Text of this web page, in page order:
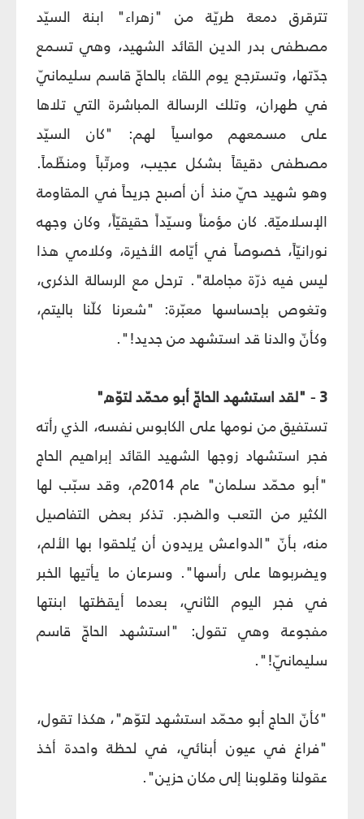
تترقرق دمعة طريّة من "زهراء" ابنة السيّد
مصطفى بدر الدين القائد الشهيد، وهي تسمع
جدّتها، وتسترجع يوم اللقاء بالحاجّ قاسم سليمانيّ
في طهران، وتلك الرسالة المباشرة التي تلاها
على مسمعهم مواسياً لهم: "كان السيّد
مصطفى دقيقاً بشكل عجيب، ومرتّباً ومنظّماً.
وهو شهيد حيّ منذ أن أصبح جريحاً في المقاومة
الإسلاميّة. كان مؤمناً وسيّداً حقيقيّاً، وكان وجهه
نورانيّاً، خصوصاً في أيّامه الأخيرة، وكلامي هذا
ليس فيه ذرّة مجاملة". ترحل مع الرسالة الذكرى،
وتغوص بإحساسها معبّرة: "شعرنا كلّنا باليتم،
وكأنّ والدنا قد استشهد من جديد!".
3 - "لقد استشهد الحاجّ أبو محمّد لتوّه"
تستفيق من نومها على الكابوس نفسه، الذي رأته
فجر استشهاد زوجها الشهيد القائد إبراهيم الحاج
"أبو محمّد سلمان" عام 2014م، وقد سبّب لها
الكثير من التعب والضجر. تذكر بعض التفاصيل
منه، بأنّ "الدواعش يريدون أن يُلحقوا بها الألم،
ويضربوها على رأسها". وسرعان ما يأتيها الخبر
في فجر اليوم الثاني، بعدما أيقظتها ابنتها
مفجوعة وهي تقول: "استشهد الحاجّ قاسم
سليمانيّ!".
"كأنّ الحاج أبو محمّد استشهد لتوّه"، هكذا تقول،
"فراغ في عيون أبنائي، في لحظة واحدة أخذ
عقولنا وقلوبنا إلى مكان حزين".